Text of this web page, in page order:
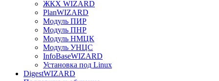
ЖКХ WIZARD
PlanWIZARD
Модуль ПИР
Модуль ПНР
Модуль НМЦК
Модуль УНЦС
InfoBaseWIZARD
Установка под Linux
DigestWIZARD